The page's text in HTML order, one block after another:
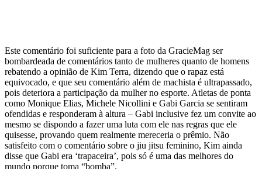
Este comentário foi suficiente para a foto da GracieMag ser
bombardeada de comentários tanto de mulheres quanto de homens
rebatendo a opinião de Kim Terra, dizendo que o rapaz está
equivocado, e que seu comentário além de machista é ultrapassado,
pois deteriora a participação da mulher no esporte. Atletas de ponta
como Monique Elias, Michele Nicollini e Gabi Garcia se sentiram
ofendidas e responderam à altura – Gabi inclusive fez um convite ao
mesmo se dispondo a fazer uma luta com ele nas regras que ele
quisesse, provando quem realmente mereceria o prêmio. Não
satisfeito com o comentário sobre o jiu jitsu feminino, Kim ainda
disse que Gabi era ‘trapaceira’, pois só é uma das melhores do
mundo porque toma “bomba”.